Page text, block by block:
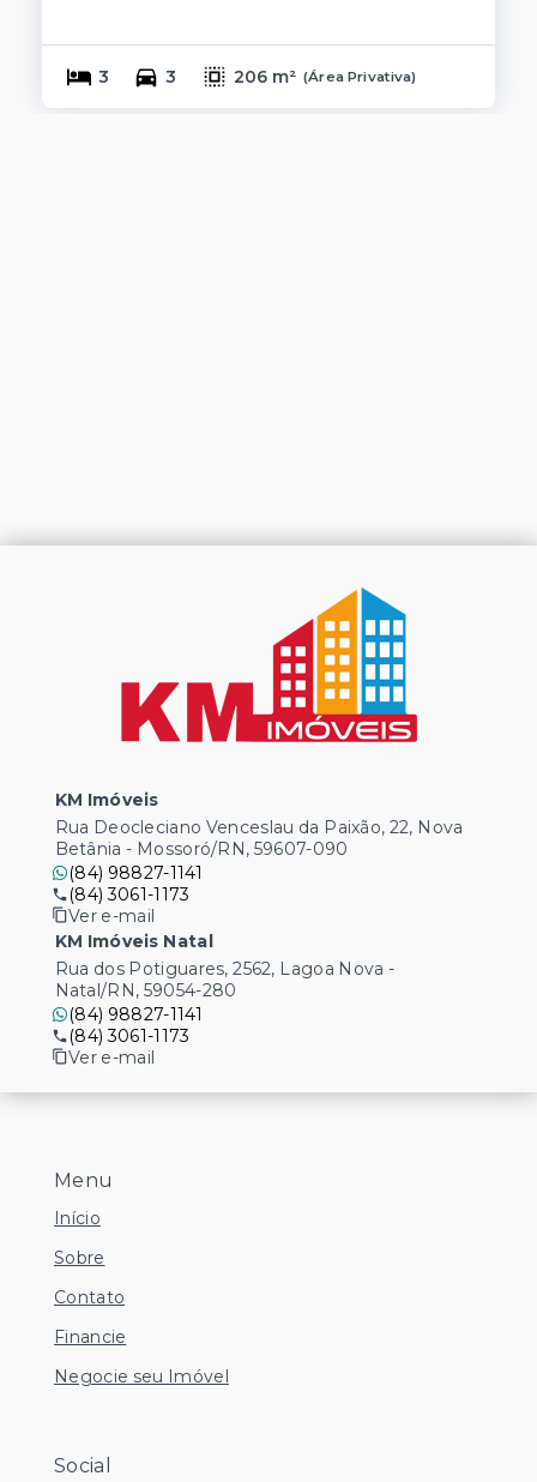
3 3 206 m² (Área Privativa)
Menu
Início
Sobre
Contato
Financie
Negocie seu Imóvel
Social
KM Imóveis
Rua Deocleciano Venceslau da Paixão, 22, Nova
Betânia - Mossoró/RN, 59607-090
(84) 98827-1141
(84) 3061-1173
Ver e-mail
KM Imóveis Natal
Rua dos Potiguares, 2562, Lagoa Nova -
Natal/RN, 59054-280
(84) 98827-1141
(84) 3061-1173
Ver e-mail